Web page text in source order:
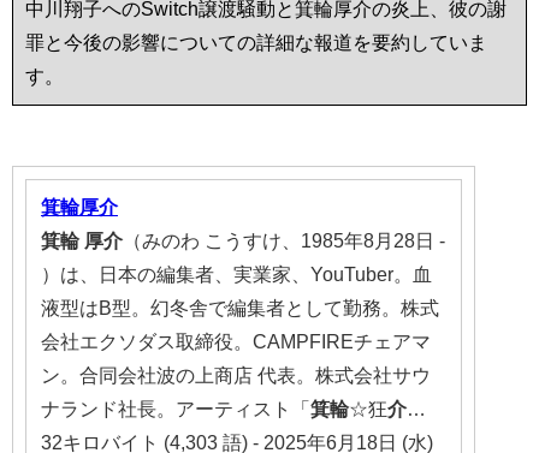
中川翔子へのSwitch譲渡騒動と箕輪厚介の炎上、彼の謝
罪と今後の影響についての詳細な報道を要約していま
す。
箕輪厚介
箕輪 厚介 （みのわ こうすけ、1985年8月28日 -
）は、日本の編集者、実業家、YouTuber。血
液型はB型。幻冬舎で編集者として勤務。株式
会社エクソダス取締役。CAMPFIREチェアマ
ン。合同会社波の上商店 代表。株式会社サウ
ナランド社長。アーティスト「 箕輪☆狂介
32キロバイト (4,303 語) - 2025年6月18日 (水)